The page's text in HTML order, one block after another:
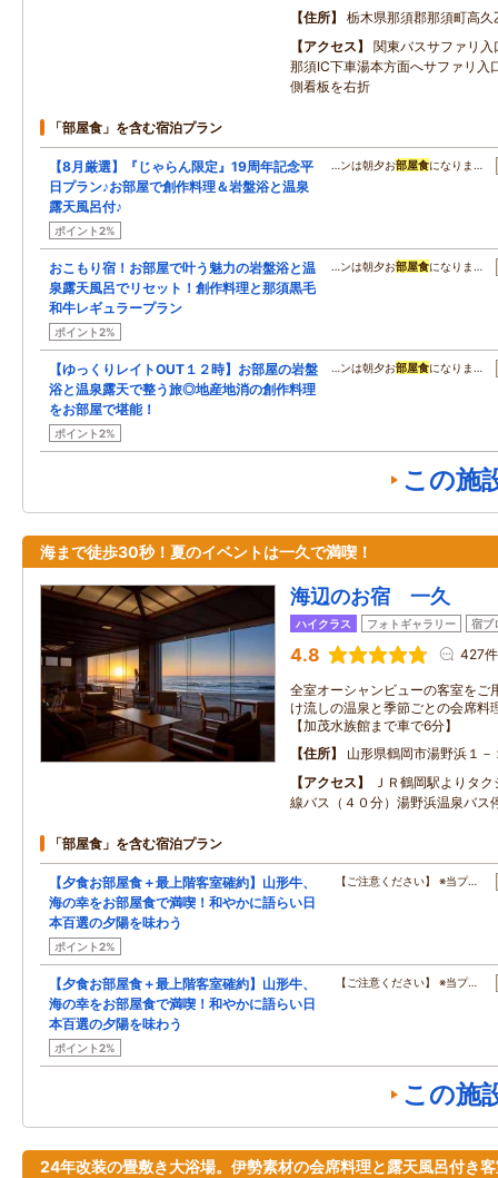
住所
栃木県那須郡那須町高
アクセス
関東バスサファリ
那須IC下車湯本方面へサファリ入
側看板を右折
「部屋食」を含む宿泊プラン
【8月厳選】『じゃらん限定』19周年記念平
日プラン♪お部屋で創作料理＆岩盤浴と温泉
露天風呂付♪
ポイント2%
…ンは朝夕お部屋食になりま…
おこもり宿！お部屋で叶う魅力の岩盤浴と温
泉露天風呂でリセット！創作料理と那須黒毛
和牛レギュラープラン
ポイント2%
…ンは朝夕お部屋食になりま…
【ゆっくりレイトOUT１２時】お部屋の岩盤
浴と温泉露天で整う旅◎地産地消の創作料理
をお部屋で堪能！
ポイント2%
…ンは朝夕お部屋食になりま…
この施
海まで徒歩30秒！夏のイベントは一久で満喫！
海辺のお宿 一久
ハイクラス フォトギャラリー 宿ブ
4.8 427件
全室オーシャンビューの客室をご
け流しの温泉と季節ごとの会席料
【加茂水族館まで車で6分】
住所
山形県鶴岡市湯野浜１－
アクセス
ＪＲ鶴岡駅よりタ
線バス（４０分）湯野浜温泉バス
「部屋食」を含む宿泊プラン
【夕食お部屋食＋最上階客室確約】山形牛、
海の幸をお部屋食で満喫！和やかに語らい日
本百選の夕陽を味わう
ポイント2%
【ご注意ください】 ※当プ…
【夕食お部屋食＋最上階客室確約】山形牛、
海の幸をお部屋食で満喫！和やかに語らい日
本百選の夕陽を味わう
ポイント2%
【ご注意ください】 ※当プ…
この施
24年改装の畳敷き大浴場。伊勢素材の会席料理と露天風呂付き